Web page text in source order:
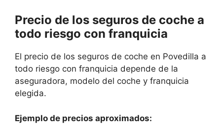
Precio de los seguros de coche a
todo riesgo con franquicia
El precio de los seguros de coche en Povedilla a
todo riesgo con franquicia depende de la
aseguradora, modelo del coche y franquicia
elegida.
Ejemplo de precios aproximados: